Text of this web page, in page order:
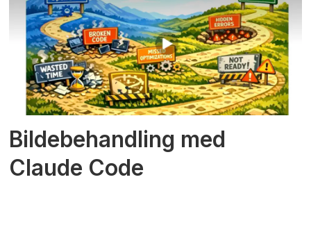
Bildebehandling med
Claude Code